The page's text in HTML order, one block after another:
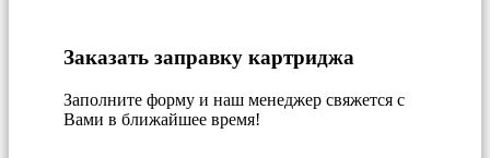
Заказать заправку картриджа
Заполните форму и наш менеджер свяжется с
Вами в ближайшее время!